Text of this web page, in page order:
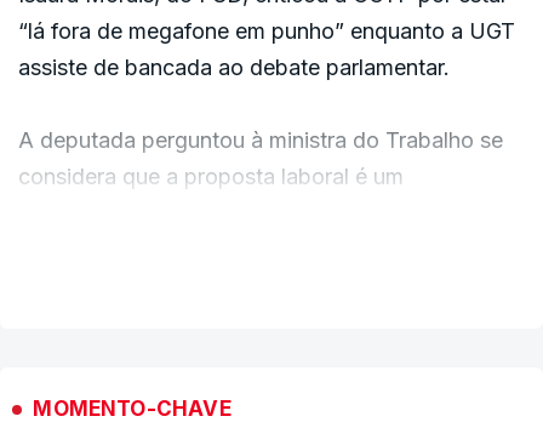
“lá fora de megafone em punho” enquanto a UGT
assiste de bancada ao debate parlamentar.
A deputada perguntou à ministra do Trabalho se
considera que a proposta laboral é um
qualidade de vida dos trabalhadores e a retenção
MOMENTO-CHAVE